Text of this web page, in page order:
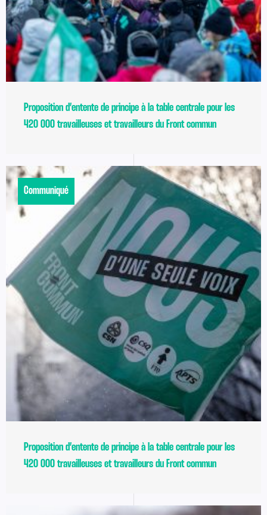
Proposition d’entente de principe à la table centrale pour les
420 000 travailleuses et travailleurs du Front commun
Communiqué
Proposition d’entente de principe à la table centrale pour les
420 000 travailleuses et travailleurs du Front commun